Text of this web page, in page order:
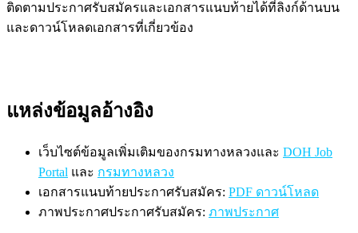
ติดตามประกาศรับสมัครและเอกสารแนบท้ายได้ที่ลิงก์ด้านบน
และดาวน์โหลดเอกสารที่เกี่ยวข้อง
แหล่งข้อมูลอ้างอิง
เว็บไซต์ข้อมูลเพิ่มเติมของกรมทางหลวงและ DOH Job
Portal และ กรมทางหลวง
เอกสารแนบท้ายประกาศรับสมัคร: PDF ดาวน์โหลด
ภาพประกาศประกาศรับสมัคร: ภาพประกาศ